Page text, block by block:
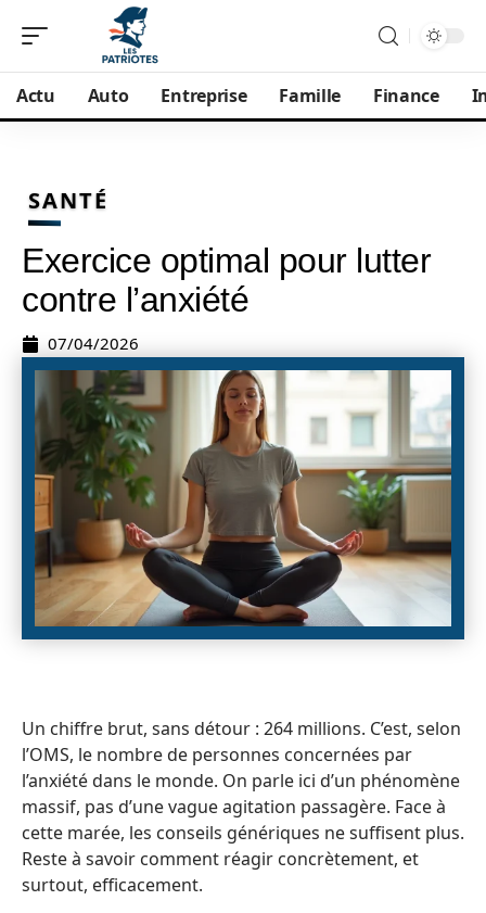
Actu Auto Entreprise Famille Finance
SANTÉ
Exercice optimal pour lutter
contre l’anxiété
07/04/2026
Un chiffre brut, sans détour : 264 millions. C’est, selon
l’OMS, le nombre de personnes concernées par
l’anxiété dans le monde. On parle ici d’un phénomène
massif, pas d’une vague agitation passagère. Face à
cette marée, les conseils génériques ne suffisent plus.
Reste à savoir comment réagir concrètement, et
surtout, efficacement.